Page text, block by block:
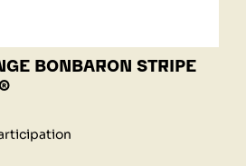
BONBARON STRIPE